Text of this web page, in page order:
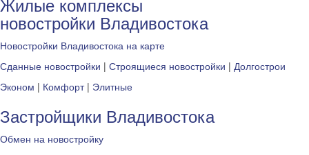
новостройки Владивостока
Новостройки Владивостока на карте
Сданные новостройки | Строящиеся новостройки | Долгострои
Эконом | Комфорт| Элитные
Застройщики Владивостока
Обмен на новостройку